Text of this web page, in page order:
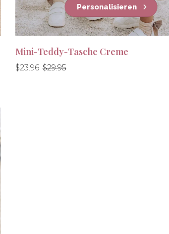
Personalisieren
Mini-Teddy-Tasche Creme
Normaler
$23.96
Normaler$29.95